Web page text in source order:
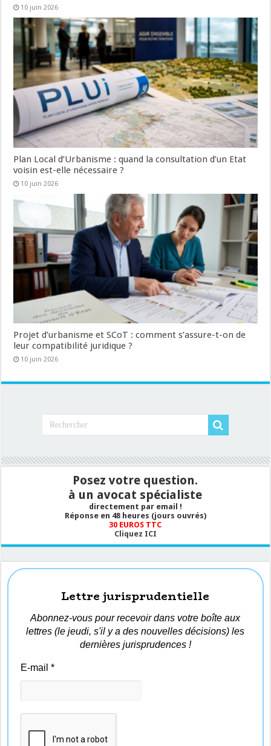
10 juin 2026
Plan Local d’Urbanisme : quand la consultation d’un Etat
voisin est-elle nécessaire ?
10 juin 2026
Projet d’urbanisme et SCoT : comment s’assure-t-on de
leur compatibilité juridique ?
10 juin 2026
Posez votre question.
à un avocat spécialiste
directement par email !
Réponse en 48 heures (jours ouvrés)
30 EUROS TTC
Cliquez ICI
Lettre jurisprudentielle
Abonnez-vous pour recevoir dans votre boîte aux
lettres (le jeudi, s'il y a des nouvelles décisions) les
dernières jurisprudences !
E-mail*